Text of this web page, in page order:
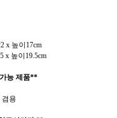
x 높이17cm
x 높이19.5cm
능 제품**
겸용